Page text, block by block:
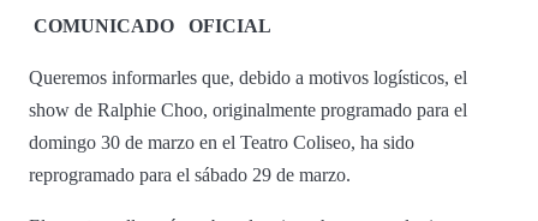
COMUNICADO OFICIAL
Queremos informarles que, debido a motivos logísticos, el
show de Ralphie Choo, originalmente programado para el
domingo 30 de marzo en el Teatro Coliseo, ha sido
reprogramado para el sábado 29 de marzo.